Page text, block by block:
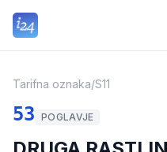
Tarifna oznaka/S11
53 POGLAVJE